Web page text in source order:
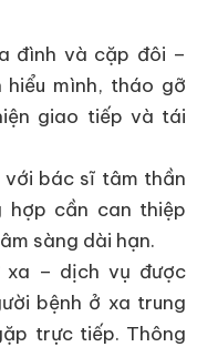
đình và cặp đôi –
hiểu mình, tháo gỡ
giao tiếp và tái
với bác sĩ tâm thần
hợp cần can thiệp
sàng dài hạn.
xa – dịch vụ được
bệnh ở xa trung
trực tiếp. Thông